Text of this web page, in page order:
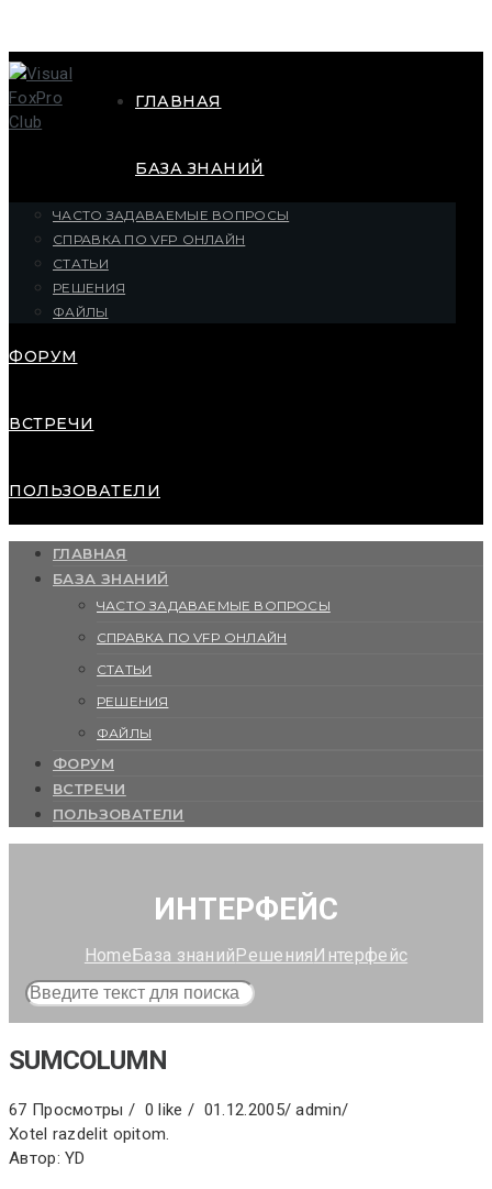
ГЛАВНАЯ
БАЗА ЗНАНИЙ
ЧАСТО ЗАДАВАЕМЫЕ ВОПРОСЫ
СПРАВКА ПО VFP ОНЛАЙН
СТАТЬИ
РЕШЕНИЯ
ФАЙЛЫ
ФОРУМ
ВСТРЕЧИ
ПОЛЬЗОВАТЕЛИ
ГЛАВНАЯ
БАЗА ЗНАНИЙ
ЧАСТО ЗАДАВАЕМЫЕ ВОПРОСЫ
СПРАВКА ПО VFP ОНЛАЙН
СТАТЬИ
РЕШЕНИЯ
ФАЙЛЫ
ФОРУМ
ВСТРЕЧИ
ПОЛЬЗОВАТЕЛИ
ИНТЕРФЕЙС
HomeБаза знанийРешенияИнтерфейс
SUMCOLUMN
67 Просмотры / 0 like / 01.12.2005/ admin/
Xotel razdelit opitom.
Автор: YD